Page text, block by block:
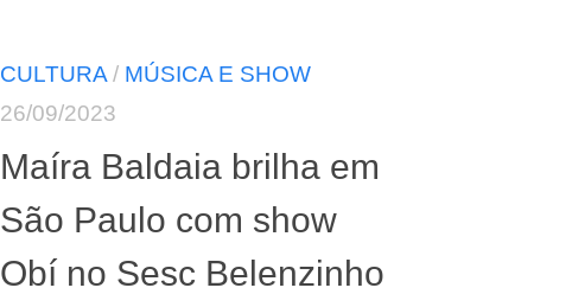
CULTURA / MÚSICA E SHOW
26/09/2023
Maíra Baldaia brilha em
São Paulo com show
Obí no Sesc Belenzinho